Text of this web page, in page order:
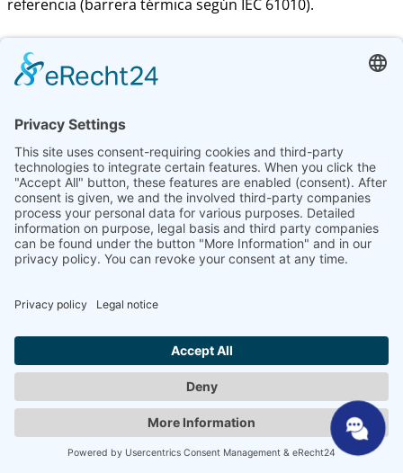
referencia (barrera térmica según IEC 61010).
Ir al producto
Seleccione su idioma
© 2025 SHP Steriltechnik | All rights reserved.